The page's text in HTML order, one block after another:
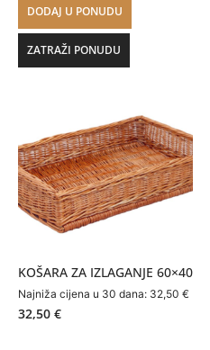
DODAJ U PONUDU
ZATRAŽI PONUDU
KOŠARA ZA IZLAGANJE 60×40
Najniža cijena u 30 dana: 32,50 €
32,50 €